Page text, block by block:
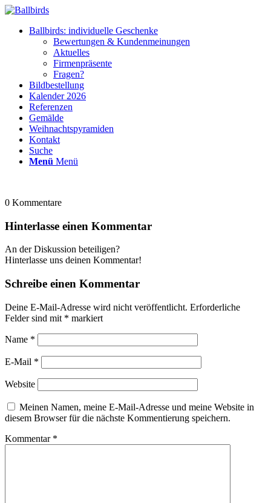
Ballbirds: individuelle Geschenke
Bewertungen & Kundenmeinungen
Aktuelles
Firmenpräsente
Fragen?
Bildbestellung
Kalender 2026
Referenzen
Gemälde
Weihnachtspyramiden
Kontakt
Suche
Menü Menü
0 Kommentare
Hinterlasse einen Kommentar
An der Diskussion beteiligen?
Hinterlasse uns deinen Kommentar!
Schreibe einen Kommentar
Deine E-Mail-Adresse wird nicht veröffentlicht. Erforderliche
Felder sind mit * markiert
Name *
E-Mail *
Website
Meinen Namen, meine E-Mail-Adresse und meine Website in
diesem Browser für die nächste Kommentierung speichern.
Kommentar *